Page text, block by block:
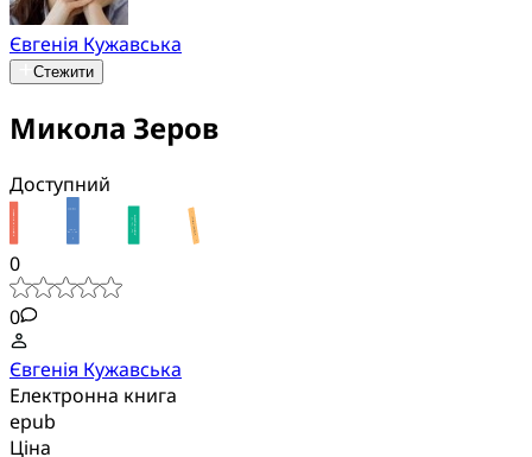
Євгенія Кужавська
Стежити
Микола Зеров
Доступний
0
0
Євгенія Кужавська
Електронна книга
epub
Ціна